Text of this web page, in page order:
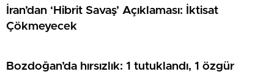
İran’dan ‘Hibrit Savaş’ Açıklaması: İktisat
Çökmeyecek
Bozdoğan’da hırsızlık: 1 tutuklandı, 1 özgür